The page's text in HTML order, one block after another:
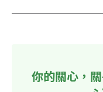
你的關心，